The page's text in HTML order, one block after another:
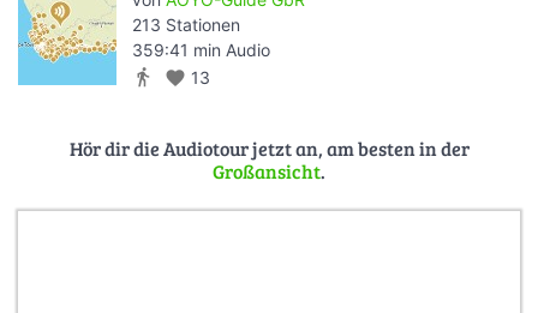
213 Stationen
359:41 min Audio
directions_walk favorite 13
Hör dir die Audiotour jetzt an, am besten in der
Großansicht.